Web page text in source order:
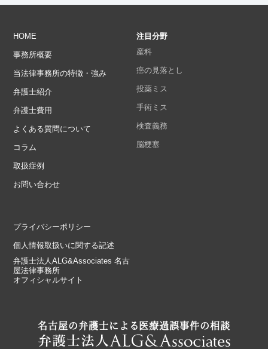
HOME
事務所概要
当法律事務所の特徴・強み
弁護士紹介
弁護士費用
よくある質問について
コラム
取扱症例
お問い合わせ
注目分野
産科
癌の見落とし
投薬ミス
手術ミス
検査義務
脳梗塞
プライバシーポリシー
個人情報取扱いに関する記述
弁護士法人ALG&Associates 名古
屋法律事務所
オフィシャルサイト
名古屋の弁護士による医療過誤事件の相談